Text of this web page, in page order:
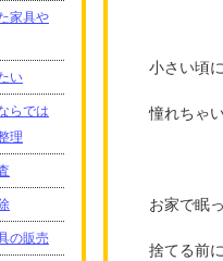
小さい頃
憧れちゃ
お家で眠
捨てる前
家具や
い
らでは
理
の販売